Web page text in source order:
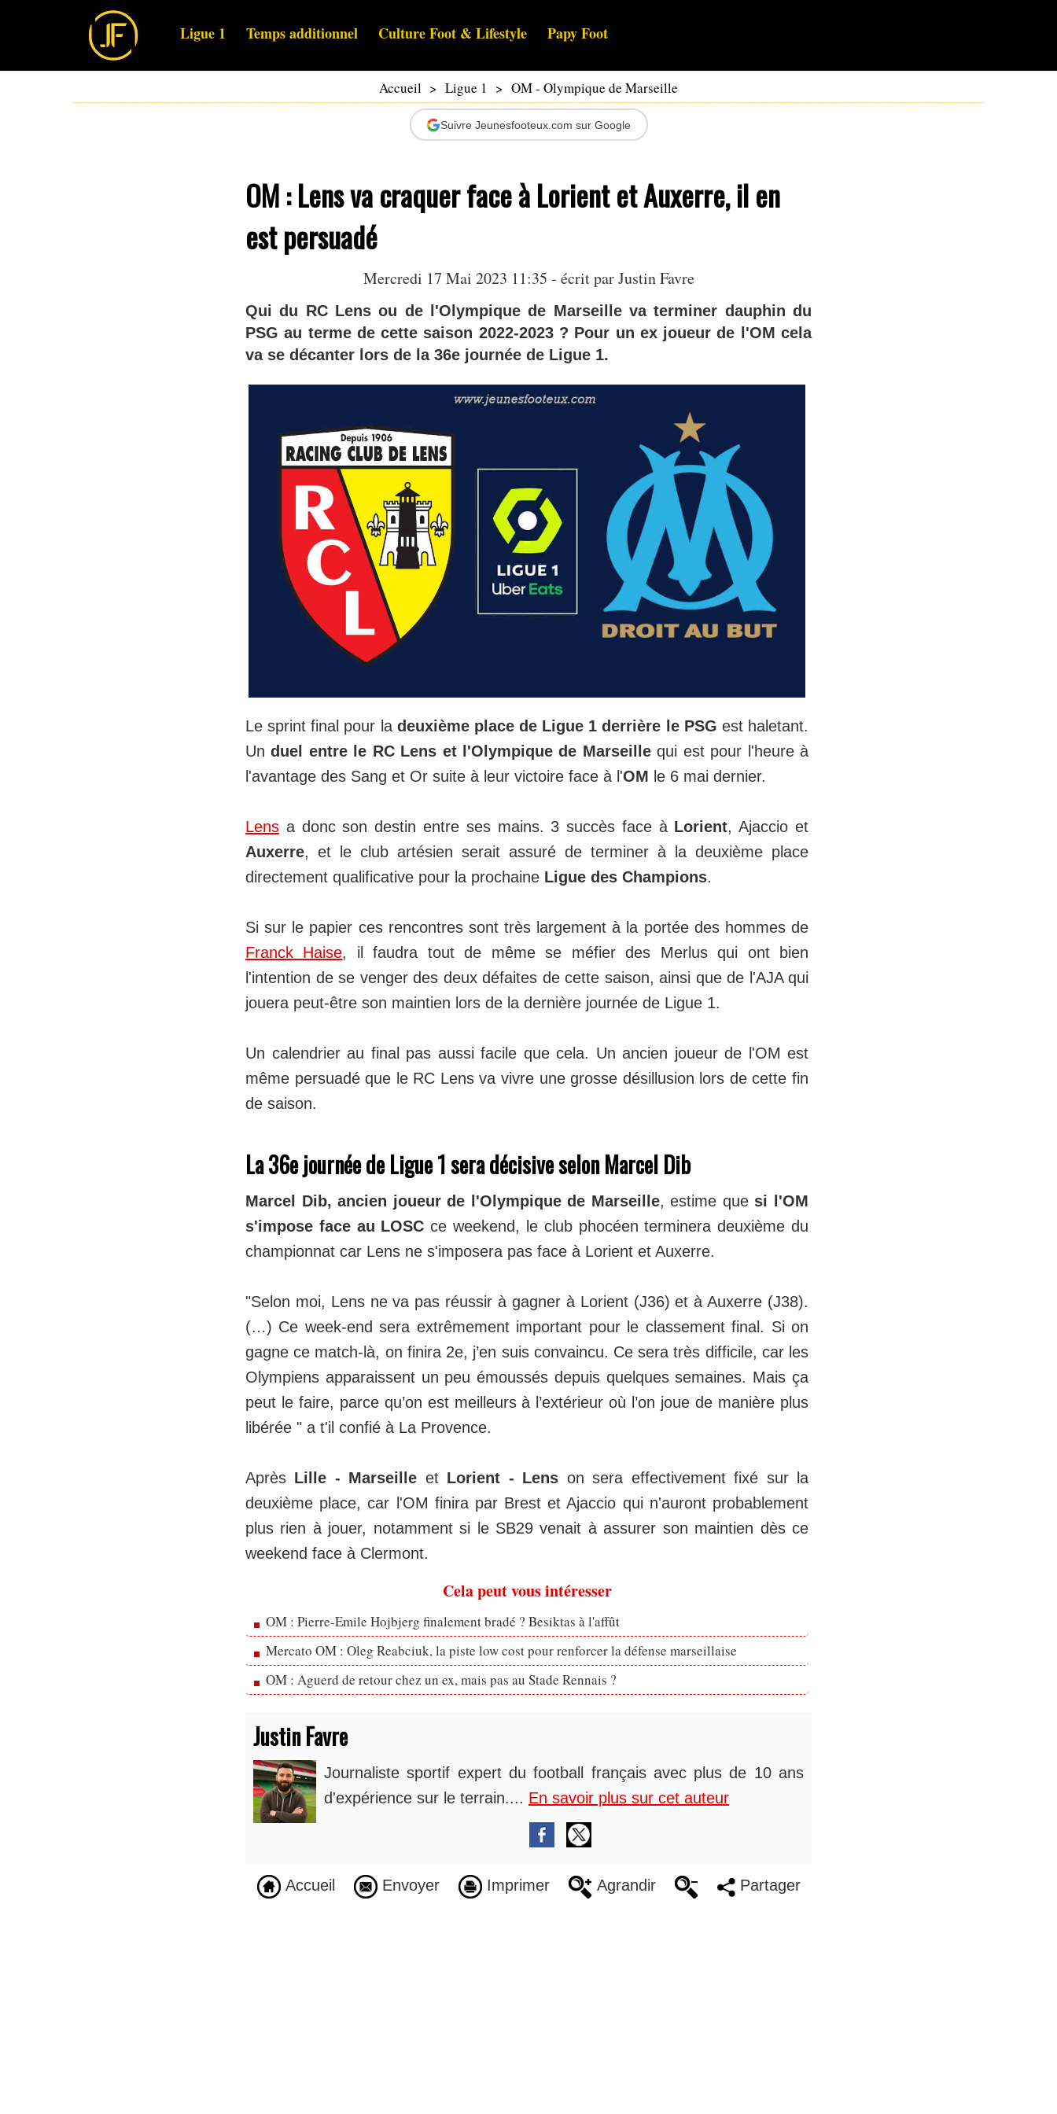
Ligue 1 Temps additionnel Culture Foot & Lifestyle Papy Foot
Accueil > Ligue 1 > OM - Olympique de Marseille
Suivre Jeunesfooteux.com sur Google
OM : Lens va craquer face à Lorient et Auxerre, il en
est persuadé
Mercredi 17 Mai 2023 11:35 - écrit parJustin Favre
Qui du RC Lens ou de l'Olympique de Marseille va terminer dauphin du
PSG au terme de cette saison 2022-2023 ? Pour un ex joueur de l'OM cela
va se décanter lors de la 36e journée de Ligue 1.
Le sprint final pour la deuxième place de Ligue 1 derrière le PSG est haletant.
Unduel entre le RC Lens et l'Olympique de Marseillequi est pour l'heure à
l'avantage des Sang et Or suite à leur victoire face à l'OM le 6 mai dernier.
Lens a donc son destin entre ses mains. 3 succès face à Lorient, Ajaccio et
Auxerre, et le club artésien serait assuré de terminer à la deuxième place
directement qualificative pour la prochaine Ligue des Champions.
Si sur le papier ces rencontres sont très largement à la portée des hommes de
Franck Haise, il faudra tout de même se méfier des Merlus qui ont bien
l'intention de se venger des deux défaites de cette saison, ainsi que de l'AJA qui
jouera peut-être son maintien lors de la dernière journée de Ligue 1.
Un calendrier au final pas aussi facile que cela. Un ancien joueur de l'OM est
même persuadé que le RC Lens va vivre une grosse désillusion lors de cette fin
de saison.
La 36e journée de Ligue 1 sera décisive selon Marcel Dib
Marcel Dib, ancien joueur de l'Olympique de Marseille, estime que si l'OM
s'impose face au LOSC ce weekend, le club phocéen terminera deuxième du
championnat car Lens ne s'imposera pas face à Lorient et Auxerre.
"Selon moi, Lens ne va pas réussir à gagner à Lorient (J36) et à Auxerre (J38).
(…) Ce week-end sera extrêmement important pour le classement final. Si on
gagne ce match-là, on finira 2e, j’en suis convaincu. Ce sera très difficile, car les
Olympiens apparaissent un peu émoussés depuis quelques semaines. Mais ça
peut le faire, parce qu’on est meilleurs à l’extérieur où l’on joue de manière plus
libérée " a t'il confié à La Provence.
Après Lille - Marseille et Lorient - Lens on sera effectivement fixé sur la
deuxième place, car l'OM finira par Brest et Ajaccio qui n'auront probablement
plus rien à jouer, notamment si le SB29 venait à assurer son maintien dès ce
weekend face à Clermont.
Cela peut vous intéresser
OM : Pierre-Emile Hojbjerg finalement bradé ? Besiktas à l'affût
Mercato OM : Oleg Reabciuk, la piste low cost pour renforcer la défense marseillaise
OM : Aguerd de retour chez un ex, mais pas au Stade Rennais ?
Justin Favre
Journaliste sportif expert du football français avec plus de 10 ans
d'expérience sur le terrain.... En savoir plus sur cet auteur
Accueil Envoyer Imprimer Agrandir Partager